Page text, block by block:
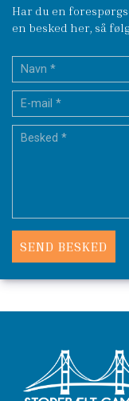
Har du en
en besked her, så